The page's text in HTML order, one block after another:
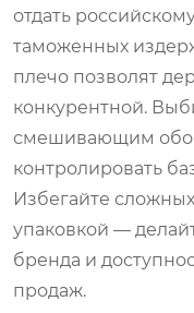
отдать
таможенных
плечо позволят
конкурентной.
смешивающим
контролировать
Избегайте
упаковкой —
бренда и
продаж.